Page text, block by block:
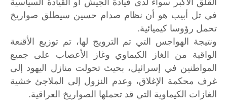
في تل أبيب هو أن نظام صدام حسين سيطلق صواريخ
تحمل رؤوسا كيميائية.
ونتيجة الهواجس التي تم الترويج لها، تم توزيع الأقنعة
الواقية من الغاز الكيماوي وغاز الأعصاب على جميع
المواطنين في إسرائيل، بحيث تحولت منازل اليهود إلى
غرف محكمة الإغلاق، وعدم النزول إلى الملاجئ خشية
الغازات الكيماوية التي قد تحملها الصواريخ العراقية.